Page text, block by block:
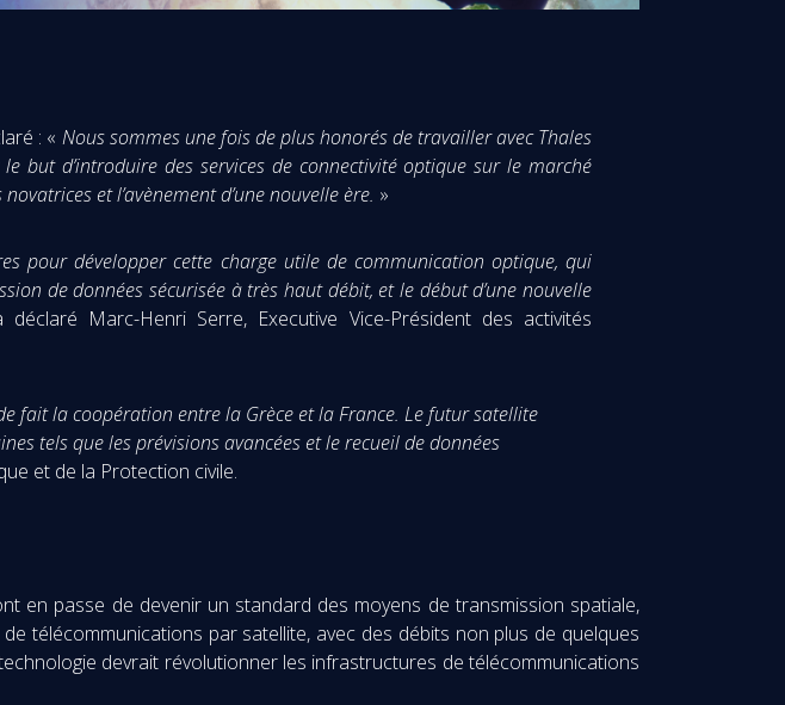
: « Nous sommes une fois de plus honorés de travailler avec Thales
but d’introduire des services de connectivité optique sur le marché
et l’avènement d’une nouvelle ère. »
pour développer cette charge utile de communication optique, qui
de données sécurisée à très haut débit, et le début d’une nouvelle
déclaré Marc-Henri Serre, Executive Vice-Président des activités
fait la coopération entre la Grèce et la France. Le futur satellite
tels que les prévisions avancées et le recueil de données
et de la Protection civile.
en passe de devenir un standard des moyens de transmission spatiale,
télécommunications par satellite, avec des débits non plus de quelques
devrait révolutionner les infrastructures de télécommunications